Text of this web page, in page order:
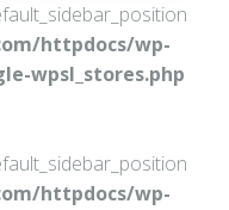
httpdocs/wp-
wpsl_stores.php
httpdocs/wp-